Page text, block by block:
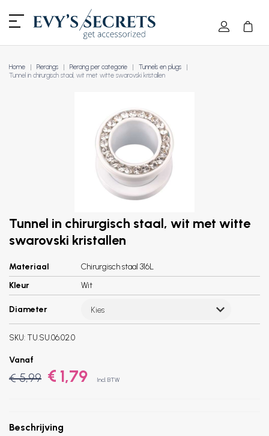
Home Piercings Piercing per categorie
Tunnels en plugs
Tunnel in chirurgisch staal, wit met witte swarovski kristallen
Tunnel in chirurgisch staal, wit met witte
swarovski kristallen
Materiaal
Chirurgisch staal 316L
Kleur
Wit
Diameter Kies
SKU: TU.SU.06.02.0
Vanaf
€ 5,99 € 1,79 Incl. BTW
Beschrijving